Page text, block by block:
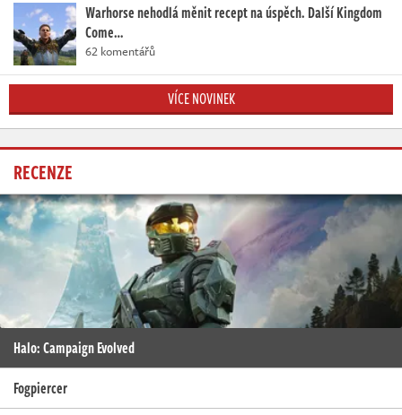
Warhorse nehodlá měnit recept na úspěch. Další Kingdom
Come…
62 komentářů
VÍCE NOVINEK
RECENZE
Halo: Campaign Evolved
Fogpiercer